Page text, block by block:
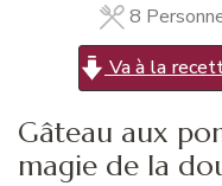
8
Va à la
Gâteau aux
magie de la